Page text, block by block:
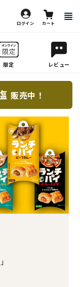
ログイン カート
限定 レビュー
販売中！